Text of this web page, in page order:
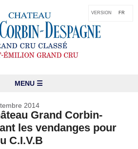
VERSION FR
MENU ☰
2014
Grand Corbin-
les vendanges pour
C.I.V.B